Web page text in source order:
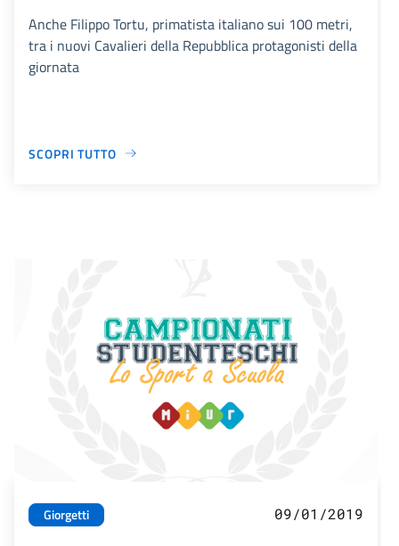
Anche Filippo Tortu, primatista italiano sui 100 metri,
tra i nuovi Cavalieri della Repubblica protagonisti della
giornata
SCOPRI TUTTO
Giorgetti 09/01/2019